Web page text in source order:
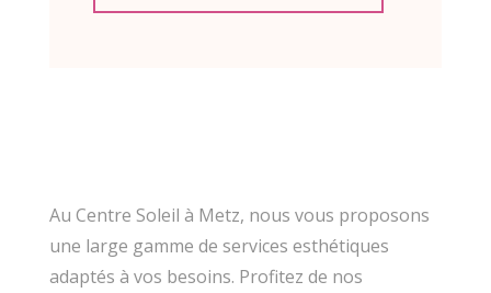
Au Centre Soleil à Metz, nous vous proposons
une large gamme de services esthétiques
adaptés à vos besoins. Profitez de nos